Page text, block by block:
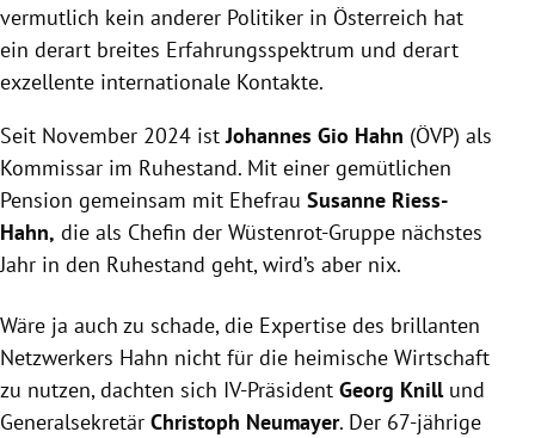
vermutlich kein anderer Politiker in Österreich hat
ein derart breites Erfahrungsspektrum und derart
exzellente internationale Kontakte.
Seit November 2024 istJohannes Gio Hahn (ÖVP) als
Kommissar im Ruhestand. Mit einer gemütlichen
Pension gemeinsam mit Ehefrau Susanne Riess-
Hahn, die als Chefin der Wüstenrot-Gruppe nächstes
Jahr in den Ruhestand geht, wird’s aber nix.
Wäre ja auch zu schade, die Expertise des brillanten
Netzwerkers Hahn nicht für die heimische Wirtschaft
zu nutzen, dachten sich IV-Präsident Georg Knillund
Generalsekretär Christoph Neumayer. Der 67-jährige